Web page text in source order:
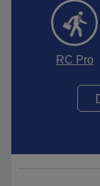
RC Pro